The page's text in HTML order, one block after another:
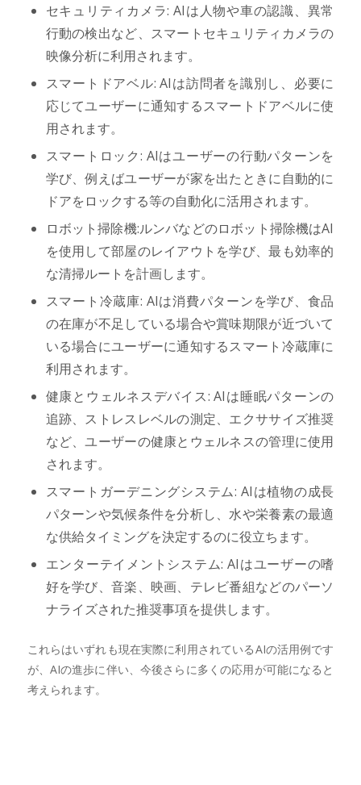
セキュリティカメラ: AIは人物や車の認識、異常
行動の検出など、スマートセキュリティカメラの
映像分析に利用されます。
スマートドアベル: AIは訪問者を識別し、必要に
応じてユーザーに通知するスマートドアベルに使
用されます。
スマートロック: AIはユーザーの行動パターンを
学び、例えばユーザーが家を出たときに自動的に
ドアをロックする等の自動化に活用されます。
ロボット掃除機:ルンバなどのロボット掃除機はAI
を使用して部屋のレイアウトを学び、最も効率的
な清掃ルートを計画します。
スマート冷蔵庫: AIは消費パターンを学び、食品
の在庫が不足している場合や賞味期限が近づいて
いる場合にユーザーに通知するスマート冷蔵庫に
利用されます。
健康とウェルネスデバイス: AIは睡眠パターンの
追跡、ストレスレベルの測定、エクササイズ推奨
など、ユーザーの健康とウェルネスの管理に使用
されます。
スマートガーデニングシステム: AIは植物の成長
パターンや気候条件を分析し、水や栄養素の最適
な供給タイミングを決定するのに役立ちます。
エンターテイメントシステム: AIはユーザーの嗜
好を学び、音楽、映画、テレビ番組などのパーソ
ナライズされた推奨事項を提供します。
これらはいずれも現在実際に利用されているAIの活用例です
が、AIの進歩に伴い、今後さらに多くの応用が可能になると
考えられます。